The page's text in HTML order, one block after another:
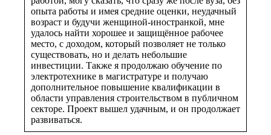
опыта работы и имея средние оценки, неудачный
возраст и будучи женщиной-иностранкой, мне
удалось найти хорошее и защищённое рабочее
место, с доходом, который позволяет не только
существовать, но и делать небольшие
инвестиции. Также я продолжаю обучение по
электротехнике в магистратуре и получаю
дополнительное повышение квалификации в
области управления строительством в публичном
секторе. Проект вышел удачным, и он продолжает
развиваться.